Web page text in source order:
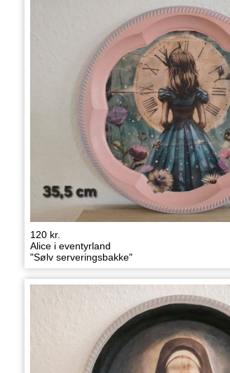
120 kr.
Alice i eventyrland
"Sølv serveringsbakke"